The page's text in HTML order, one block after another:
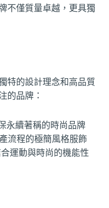
不僅質量卓越，更具獨
特的設計理念和高品質
的品牌：
永續著稱的時尚品牌
流程的極簡風格服飾
運動與時尚的機能性